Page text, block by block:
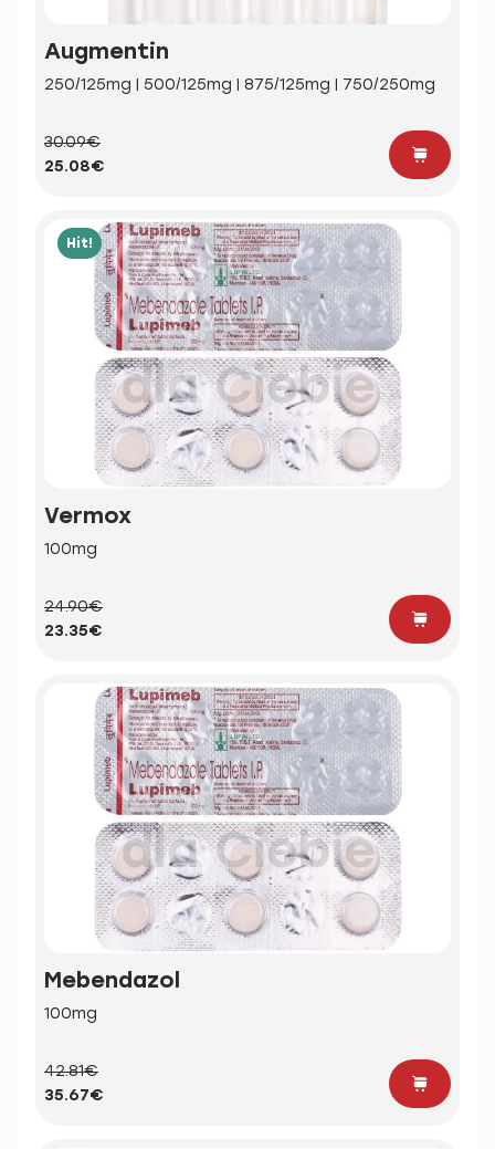
Augmentin
250/125mg | 500/125mg | 875/125mg | 750/250mg
30.09€
25.08€
Hit!
Vermox
100mg
24.90€
23.35€
Mebendazol
100mg
42.81€
35.67€